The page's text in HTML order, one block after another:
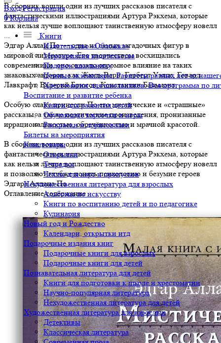
Вход/Регистрация
0 Корзина
Книги
Издательство «Обложка»
Мероприятия издательства
Подарок школьнику
Ценные экземпляры. Раритеты разных лет от
Хрестоматии для школьников. Вся программа по
Воспитание и развитие ребенка
Книги для развития детей
Обучающие карточки и игры
Раскраски и дорисовалки
Билеты на мероприятия
Канцтовары
Открытки
Тетрадки
Чехлы для карт и пропусков
Нехудожественная литература для взрослых
Альбомы по искусству
Книги по воспитанию детей и по педагогике
Кулинария
Новый год и Рождество
Календари, открытки итд
Подарочные издания книг
Подарочные книги для взрослых
Подарочные книги для детей
Познавательная литература для детей
Книги для подготовки к школе и хрестоматии
Научно-популярная литература
Нехудожественная литература для детей
Художественная литература для взрослых
Детективы
Классическая литература
В сборник вошли одни из лучших рассказов писателя с
фантастическими иллюстрациями Артура Рэкхема, которые
как нельзя лучше воплощают таинственную атмосферу новелл
...
Эдгар Аллан По — одна из самых загадочных фигур в
мировой литературе. Его творчеством восхищались
современники, оно оказало огромное влияние на таких
знаковых авторов, как Жюль Верн, Герберт Уэллс, Говард
Лавкрафт, Валерий Брюсов, Константин Бальмонт…
Особую славу принесли По его мистические и «страшные»
рассказы, а также поэтические произведения, пронизанные
иррациональностью, обречённостью и мрачной красотой.
В сборник вошли одни из лучших рассказов писателя с
фантастическими иллюстрациями Артура Рэкхема, которые
как нельзя лучше воплощают таинственную атмосферу новелл
и позволяют глубже понять психологию и безумие героев
Эдгара Аллана По.
Оглавление/содержание